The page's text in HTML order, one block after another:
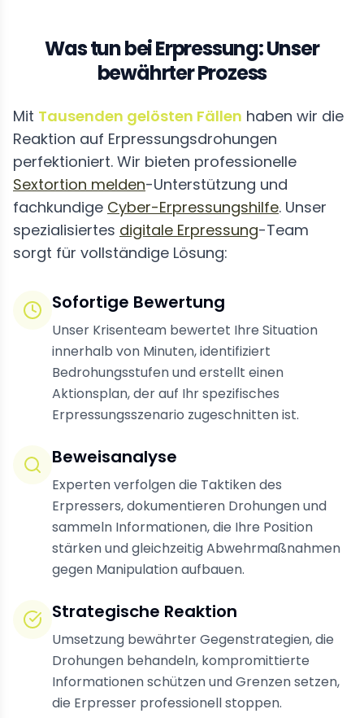
Was tun bei Erpressung: Unser
bewährter Prozess
Mit Tausenden gelösten Fällen haben wir die
Reaktion auf Erpressungsdrohungen
perfektioniert. Wir bieten professionelle
Sextortion melden-Unterstützung und
fachkundige Cyber-Erpressungshilfe. Unser
spezialisiertes digitale Erpressung-Team
sorgt für vollständige Lösung:
Sofortige Bewertung
Unser Krisenteam bewertet Ihre Situation
innerhalb von Minuten, identifiziert
Bedrohungsstufen und erstellt einen
Aktionsplan, der auf Ihr spezifisches
Erpressungsszenario zugeschnitten ist.
Beweisanalyse
Experten verfolgen die Taktiken des
Erpressers, dokumentieren Drohungen und
sammeln Informationen, die Ihre Position
stärken und gleichzeitig Abwehrmaßnahmen
gegen Manipulation aufbauen.
Strategische Reaktion
Umsetzung bewährter Gegenstrategien, die
Drohungen behandeln, kompromittierte
Informationen schützen und Grenzen setzen,
die Erpresser professionell stoppen.